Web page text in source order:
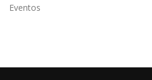
Eventos